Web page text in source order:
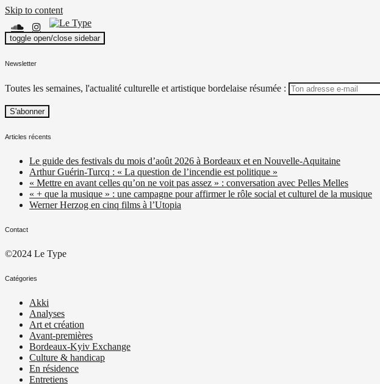
Skip to content
Le Type
Média culturel, indépendant et local.
toggle open/close sidebar
Newsletter
Toutes les semaines, l'actualité culturelle et artistique bordelaise résumée :
Articles récents
Le guide des festivals du mois d’août 2026 à Bordeaux et en Nouvelle-Aquitaine
Arthur Guérin-Turcq : « La question de l’incendie est politique »
« Mettre en avant celles qu’on ne voit pas assez » : conversation avec Pelles Melles
« + que la musique » : une campagne pour affirmer le rôle social et culturel de la musique
Werner Herzog en cinq films à l’Utopia
Contact
©2024 Le Type
Catégories
Akki
Analyses
Art et création
Avant-premières
Bordeaux-Kyiv Exchange
Culture & handicap
En résidence
Entretiens